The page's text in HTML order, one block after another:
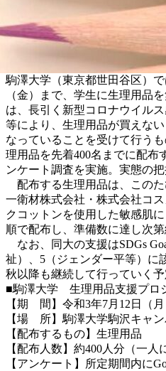
駒澤大学（東京都世田谷区）で
（金）まで、学生に生理用品
は、長引く新型コロナウイル
等により、生理用品が買えな
なっていることを受けて行う
理用品を先着400名までに配布
ンケート調査を実施。実態の把
配布する生理用品は、この
一衛材株式会社・株式会社コ
クコットンを使用した敏感肌
順で配布し、準備数に達し次第
なお、同大の支援はSDGs
祉）、5（ジェンダー平等）に
秋以降も継続して行っていく予
■駒澤大学 生理用品支援プロ
【期 間】令和3年7月12日（
【場 所】駒澤大学駒沢キャ
【配布するもの】生理用品
【配布人数】約400人分（一人
【アンケート】所定期間内に